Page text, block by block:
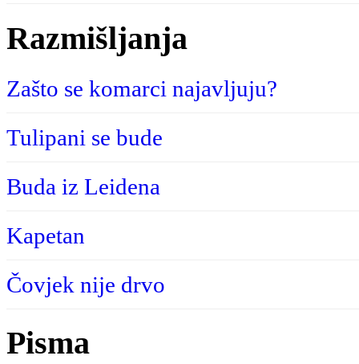
Razmišljanja
Zašto se komarci najavljuju?
Tulipani se bude
Buda iz Leidena
Kapetan
Čovjek nije drvo
Pisma